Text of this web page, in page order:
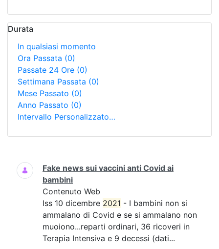
Durata
In qualsiasi momento
Ora Passata (0)
Passate 24 Ore (0)
Settimana Passata (0)
Mese Passato (0)
Anno Passato (0)
Intervallo Personalizzato…
Ricerca
Fake news sui vaccini anti Covid ai
bambini
Contenuto Web
Iss 10 dicembre 2021 - I bambini non si
ammalano di Covid e se si ammalano non
muoiono...reparti ordinari, 36 ricoveri in
Terapia Intensiva e 9 decessi (dati...